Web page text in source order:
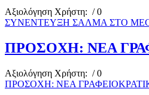
Αξιολόγηση Χρήστη: / 0
ΣΥΝΕΝTEΥΞΗ ΣΑΛΜΑ ΣΤΟ
ΠΡΟΣΟΧΗ: ΝΕΑ
Αξιολόγηση Χρήστη: / 0
ΠΡΟΣΟΧΗ: ΝΕΑ